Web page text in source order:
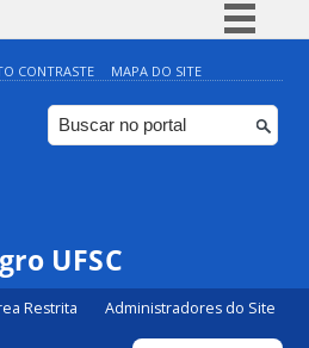
Simplifique!
Comunica BR
Participe
CONTRASTE MAPA DO SITE
UFSC
Restrita Administradores do Site